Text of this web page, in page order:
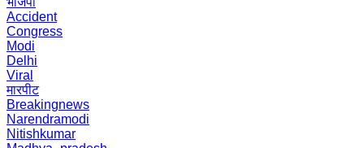
Accident
Congress
Modi
Delhi
Viral
मारपीट
Breakingnews
Narendramodi
Nitishkumar